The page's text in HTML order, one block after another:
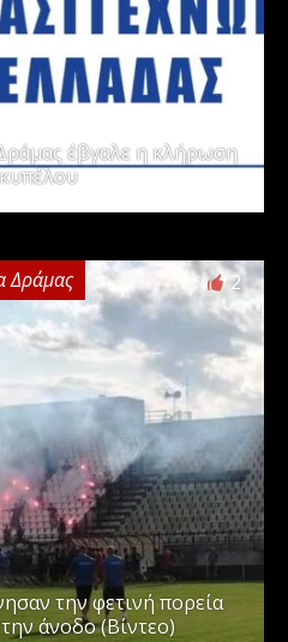
έβγαλε η κλήρωση
Δράμας 2
την φετινή πορεία
άνοδο (Βίντεο)